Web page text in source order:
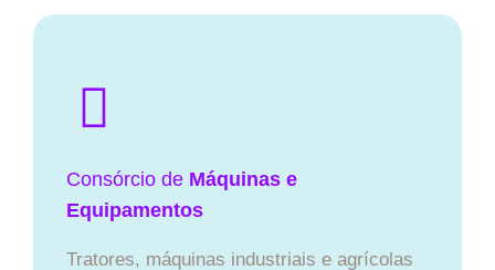
Consórcio de Máquinas e
Equipamentos
Tratores, máquinas industriais e agrícolas